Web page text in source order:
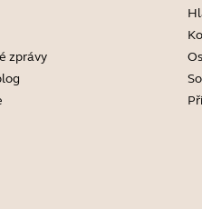
zprávy